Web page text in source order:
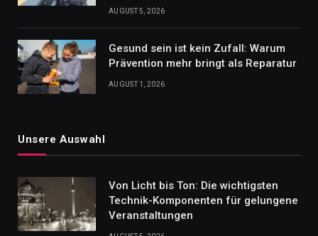
AUGUST 5, 2026
Gesund sein ist kein Zufall: Warum
Prävention mehr bringt als Reparatur
AUGUST 1, 2026
Unsere Auswahl
Von Licht bis Ton: Die wichtigsten
Technik-Komponenten für gelungene
Veranstaltungen